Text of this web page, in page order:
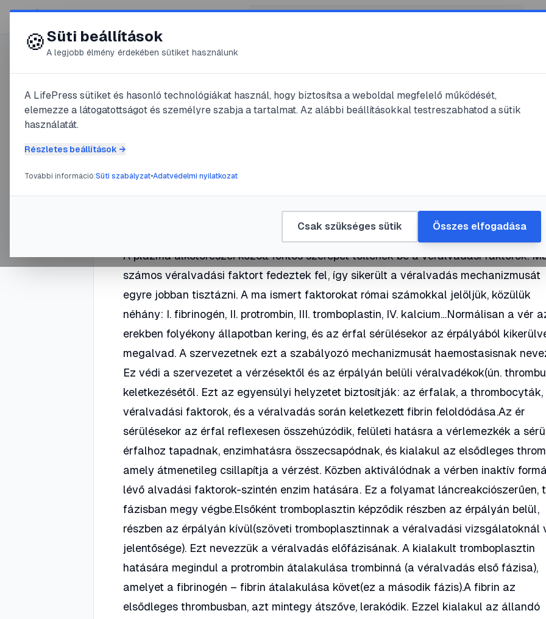
😍 LifePress
@Toby
A véralvadásról
A plazma alkotórészei között fontos szerepet töltenek be a véralvadási faktorok.
számos véralvadási faktort fedeztek fel, így sikerült a véralvadás mechanizmusát
egyre jobban tisztázni. A ma ismert faktorokat római számokkal jelöljük, közülük
néhány: I. fibrinogén, II. protrombin, III. tromboplastin, IV. kalcium…Normálisan a vér
erekben folyékony állapotban kering, és az érfal sérülésekor az érpályából
megalvad. A szervezetnek ezt a szabályozó mechanizmusát haemostasisnak
Ez védi a szervezetet a vérzésektől és az érpályán belüli véralvadékok(ún.
keletkezésétől. Ezt az egyensúlyi helyzetet biztosítják: az érfalak, a thrombocyták,
véralvadási faktorok, és a véralvadás során keletkezett fibrin feloldódása.Az ér
sérülésekor az érfal reflexesen összehúzódik, felületi hatásra a vérlemezkék a
érfalhoz tapadnak, enzimhatásra összecsapódnak, és kialakul az elsődleges
amely átmenetileg csillapítja a vérzést. Közben aktiválódnak a vérben inaktív
lévő alvadási faktorok-szintén enzim hatására. Ez a folyamat láncreakciószerűen,
fázisban megy végbe.Elsőként tromboplasztin képződik részben az érpályán belül,
részben az érpályán kívül(szöveti tromboplasztinnak a véralvadási vizsgálatoknál
jelentősége). Ezt nevezzük a véralvadás előfázisának. A kialakult tromboplasztin
hatására megindul a protrombin átalakulása trombinná (a véralvadás első fázisa),
amelyet a fibrinogén – fibrin átalakulása követ(ez a második fázis).A fibrin az
elsődleges thrombusban, azt mintegy átszőve, lerakódik. Ezzel kialakul az állandó
🍪Süti beállítások
A legjobb élmény érdekében sütiket használunk
A LifePress sütiket és hasonló technológiákat használ, hogy biztosítsa a weboldal megfelelő működését,
elemezze a látogatottságot és személyre szabja a tartalmat. Az alábbi beállításokkal testreszabhatod a sütik
használatát.
Részletes beállítások →
További információ:Süti szabályzat•Adatvédelmi nyilatkozat
Csak szükséges sütik Összes elfogadása